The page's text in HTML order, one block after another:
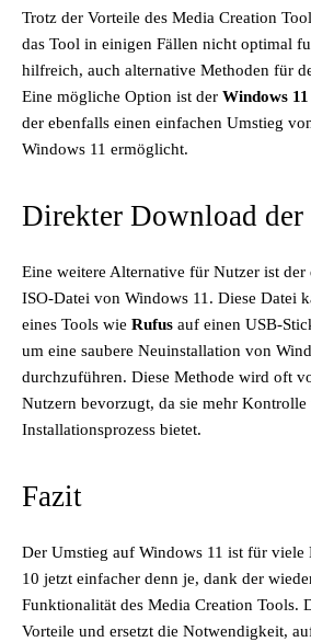
Trotz der Vorteile des Media Creation
das Tool in einigen Fällen nicht optimal
hilfreich, auch alternative Methoden für
Eine mögliche Option ist der Windows
der ebenfalls einen einfachen Umstieg
Windows 11 ermöglicht.
Direkter Download der
Eine weitere Alternative für Nutzer ist
ISO-Datei von Windows 11. Diese Datei
eines Tools wie Rufus auf einen USB-
um eine saubere Neuinstallation von
durchzuführen. Diese Methode wird oft
Nutzern bevorzugt, da sie mehr Kontrolle
Installationsprozess bietet.
Fazit
Der Umstieg auf Windows 11 ist für
10 jetzt einfacher denn je, dank der
Funktionalität des Media Creation Tools.
Vorteile und ersetzt die Notwendigkeit,